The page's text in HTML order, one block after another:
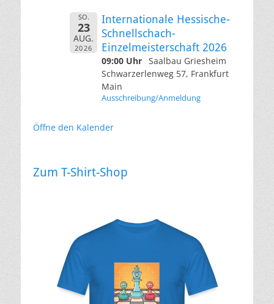
SO.
23
AUG.
2026
Internationale Hessische-
Schnellschach-
Einzelmeisterschaft 2026
09:00 Uhr Saalbau Griesheim
Schwarzerlenweg 57, Frankfurt
Main
Ausschreibung/Anmeldung
Öffne den Kalender
Zum T-Shirt-Shop